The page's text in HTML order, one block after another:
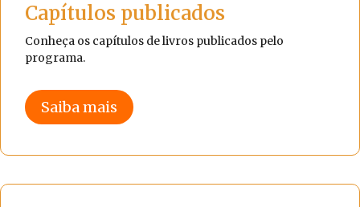
Capítulos publicados
Conheça os capítulos de livros publicados pelo
programa.
Saiba mais